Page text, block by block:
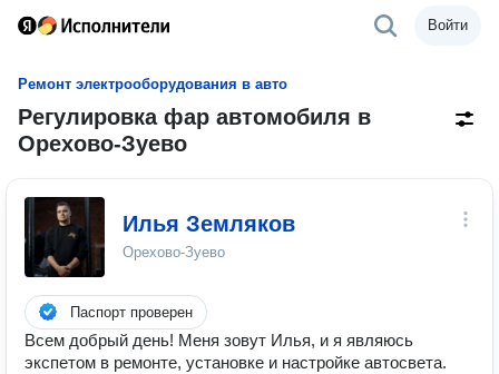
Войти
Ремонт электрооборудования в авто
Регулировка фар автомобиля в
Орехово-Зуево
Илья Земляков
Орехово-Зуево
Паспорт проверен
Всем добрый день! Меня зовут Илья, и я являюсь
экспетом в ремонте, установке и настройке автосвета.